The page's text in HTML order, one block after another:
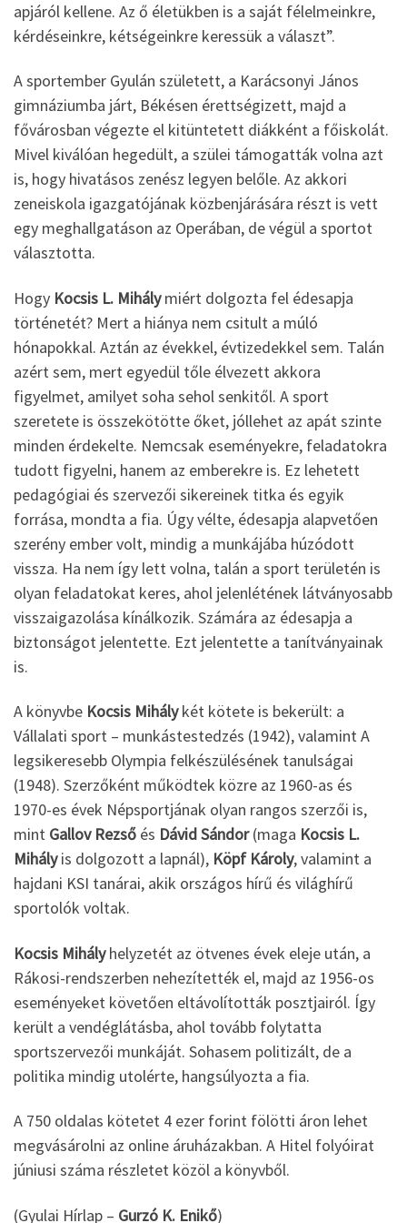
apjáról kellene. Az ő életükben is a saját félelmeinkre,
kérdéseinkre, kétségeinkre keressük a választ”.
A sportember Gyulán született, a Karácsonyi János
gimnáziumba járt, Békésen érettségizett, majd a
fővárosban végezte el kitüntetett diákként a főiskolát.
Mivel kiválóan hegedült, a szülei támogatták volna azt
is, hogy hivatásos zenész legyen belőle. Az akkori
zeneiskola igazgatójának közbenjárására részt is vett
egy meghallgatáson az Operában, de végül a sportot
választotta.
Hogy Kocsis L. Mihálymiért dolgozta fel édesapja
történetét? Mert a hiánya nem csitult a múló
hónapokkal. Aztán az évekkel, évtizedekkel sem. Talán
azért sem, mert egyedül tőle élvezett akkora
figyelmet, amilyet soha sehol senkitől. A sport
szeretete is összekötötte őket, jóllehet az apát szinte
minden érdekelte. Nemcsak eseményekre, feladatokra
tudott figyelni, hanem az emberekre is. Ez lehetett
pedagógiai és szervezői sikereinek titka és egyik
forrása, mondta a fia. Úgy vélte, édesapja alapvetően
szerény ember volt, mindig a munkájába húzódott
vissza. Ha nem így lett volna, talán a sport területén is
olyan feladatokat keres, ahol jelenlétének látványosabb
visszaigazolása kínálkozik. Számára az édesapja a
biztonságot jelentette. Ezt jelentette a tanítványainak
is.
A könyvbe Kocsis Mihálykét kötete is bekerült: a
Vállalati sport – munkástestedzés (1942), valamint A
legsikeresebb Olympia felkészülésének tanulságai
(1948). Szerzőként működtek közre az 1960-as és
1970-es évek Népsportjának olyan rangos szerzői is,
mint Gallov Rezső és Dávid Sándor(maga Kocsis L.
Mihályis dolgozott a lapnál), Köpf Károly, valamint a
hajdani KSI tanárai, akik országos hírű és világhírű
sportolók voltak.
Kocsis Mihályhelyzetét az ötvenes évek eleje után, a
Rákosi-rendszerben nehezítették el, majd az 1956-os
eseményeket követően eltávolították posztjairól. Így
került a vendéglátásba, ahol tovább folytatta
sportszervezői munkáját. Sohasem politizált, de a
politika mindig utolérte, hangsúlyozta a fia.
A 750 oldalas kötetet 4 ezer forint fölötti áron lehet
megvásárolni az online áruházakban. A Hitel folyóirat
júniusi száma részletet közöl a könyvből.
(Gyulai Hírlap – Gurzó K. Enikő)